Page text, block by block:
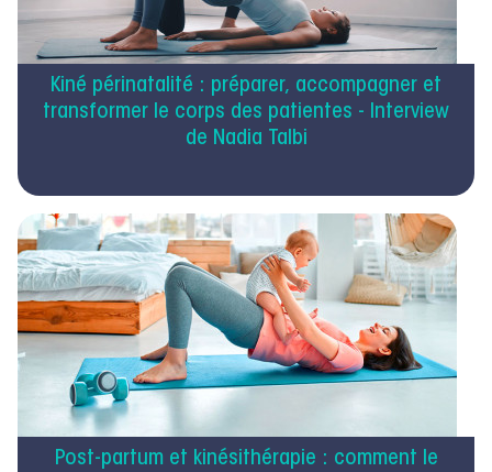
Kiné périnatalité : préparer, accompagner et
transformer le corps des patientes - Interview
de Nadia Talbi
Post-partum et kinésithérapie : comment le